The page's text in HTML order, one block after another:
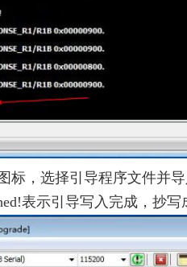
标，选择引导程序文件并
表示引导写入完成，抄写